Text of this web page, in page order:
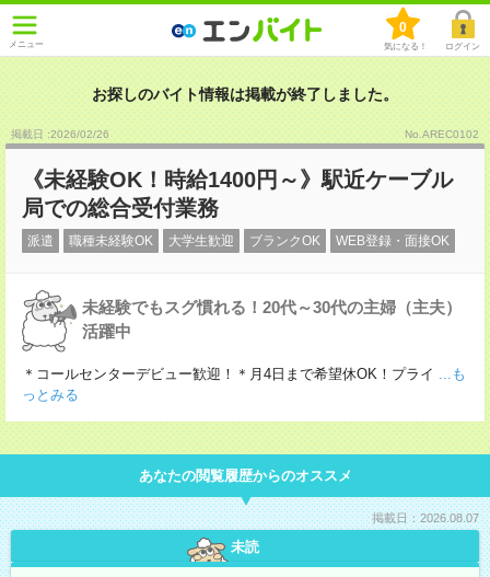
メニュー
0
気になる！ ログイン
お探しのバイト情報は掲載が終了しました。
掲載日 :2026/02/26 No.AREC0102
《未経験OK！時給1400円～》駅近ケーブル
局での総合受付業務
派遣 職種未経験OK 大学生歓迎 ブランクOK WEB登録・面接OK
未経験でもスグ慣れる！20代～30代の主婦（主夫）
活躍中
＊コールセンターデビュー歓迎！＊月4日まで希望休OK！プライ ...も
っとみる
あなたの閲覧履歴からのオススメ
掲載日：2026.08.07
未読